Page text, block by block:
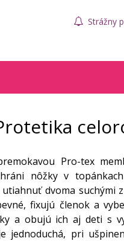
Strážny
Pro-tex
nôžky v
dvoma suchými
fixujú členok a
a obujú ich aj deti s
jednoduchá, pri